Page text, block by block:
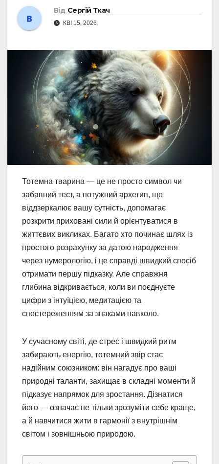
Від Сергій Ткач
КВІ 15, 2026
Тотемна тварина — це не просто символ чи
забавний тест, а потужний архетип, що
віддзеркалює вашу сутність, допомагає
розкрити приховані сили й орієнтуватися в
життєвих викликах. Багато хто починає шлях із
простого розрахунку за датою народження
через нумерологію, і це справді швидкий спосіб
отримати першу підказку. Але справжня
глибина відкривається, коли ви поєднуєте
цифри з інтуїцією, медитацією та
спостереженням за знаками навколо.
У сучасному світі, де стрес і швидкий ритм
забирають енергію, тотемний звір стає
надійним союзником: він нагадує про ваші
природні таланти, захищає в складні моменти й
підказує напрямок для зростання. Дізнатися
його — означає не тільки зрозуміти себе краще,
а й навчитися жити в гармонії з внутрішнім
світом і зовнішньою природою.